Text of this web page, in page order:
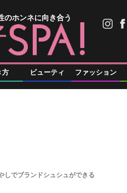
のホンネに向き合う
方 ビューティ ファッション
しでブランドシュシュができる